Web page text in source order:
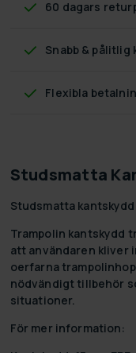
60 dagars
Snabb &
Flexibla
Studsmatta
Studsmatta
Trampolin kantskydd
att användaren kliver
oerfarna
nödvändigt tillbehör
situationer.
För mer information: